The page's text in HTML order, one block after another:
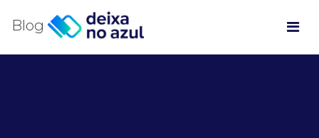
Blog